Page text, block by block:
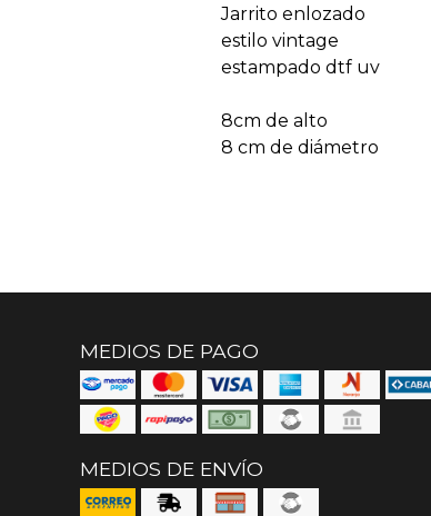
Jarrito enlozado
estilo vintage
estampado dtf uv
8cm de alto
8 cm de diámetro
MEDIOS DE PAGO
MEDIOS DE ENVÍO